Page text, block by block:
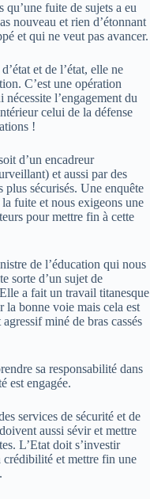
fuite de sujets a eu
nouveau et rien d’étonnant
et qui ne veut pas avancer.
et de l’état, elle ne
C’est une opération
l’engagement du
celui de la défense
!
d’un encadreur
et aussi par des
plus sécurisés. Une enquête
fuite et nous exigeons une
pour mettre fin à cette
de l’éducation qui nous
sorte d’un sujet de
a fait un travail titanesque
la bonne voie mais cela est
miné de bras cassés
sa responsabilité dans
est engagée.
services de sécurité et de
aussi sévir et mettre
L’Etat doit s’investir
crédibilité et mettre fin une